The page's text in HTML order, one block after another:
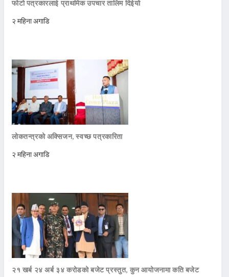
फोटो पत्रकारलाई प्राथमिक उपचार तालिम दिईयो
२ महिना अगाडि
लोकतन्त्रको अक्सिजन, स्वच्छ पत्रकारिता
२ महिना अगाडि
२१ खर्ब २४ अर्ब ३४ करोडको बजेट प्रस्तुत, कुन आयोजनामा कति बजेट